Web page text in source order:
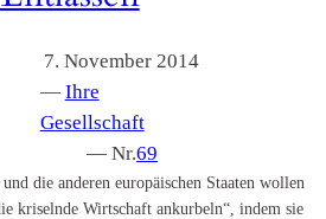
7. November 2014
— Ihre
Gesellschaft
— Nr.69
die anderen europäischen Staaten wollen
kriselnde Wirtschaft ankurbeln“, indem sie